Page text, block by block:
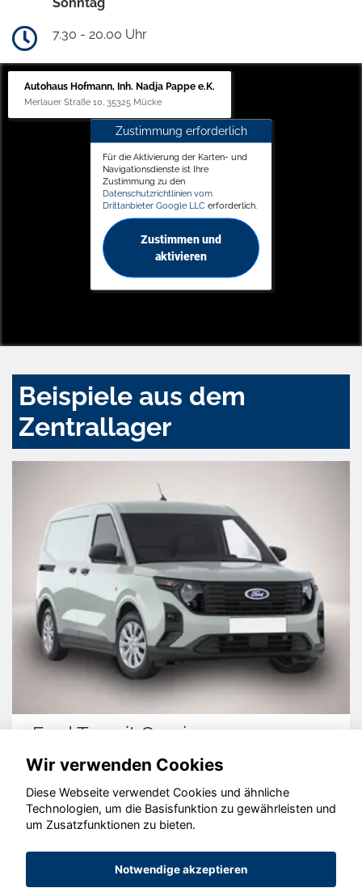
7.30 - 20.00 Uhr
Autohaus Hofmann, Inh. Nadja Pappe e.K.
Merlauer Straße 10, 35325 Mücke
Zustimmung erforderlich
Für die Aktivierung der Karten- und
Navigationsdienste ist Ihre
Zustimmung zu den
Datenschutzrichtlinien vom
Drittanbieter Google LLC erforderlich.
Zustimmen und
aktivieren
Beispiele aus dem
Zentrallager
Ford Transit Courier
© konjunkturmotor.de GmbH 2020 - 2026
Wir verwenden Cookies
Diese Webseite verwendet Cookies und ähnliche
Technologien, um die Basisfunktion zu gewährleisten und
um Zusatzfunktionen zu bieten.
Notwendige akzeptieren